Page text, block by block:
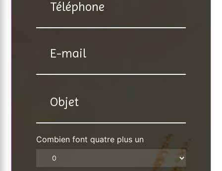
Combien font quatre plus un